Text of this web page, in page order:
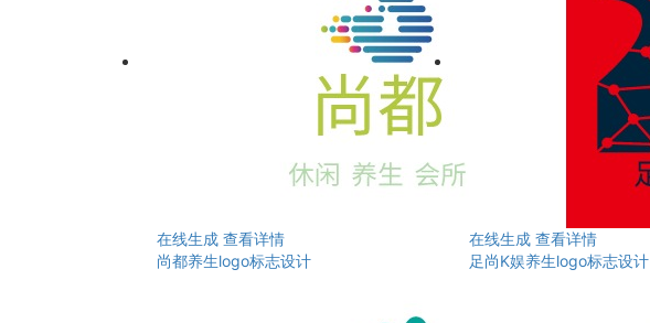
在线生成 查看详情
尚都养生logo标志设计
在线生成 查看详情
足尚K娱养生logo标志设计